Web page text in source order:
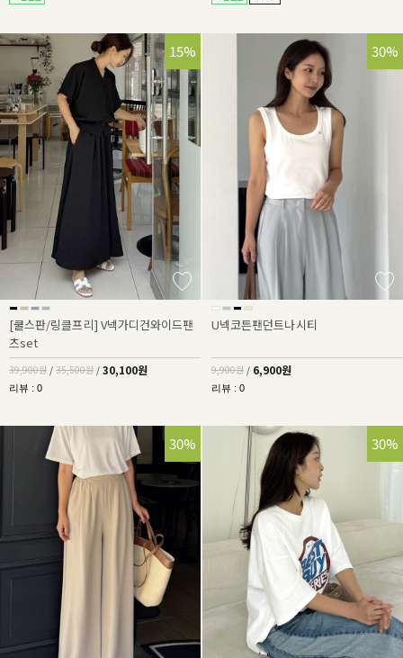
25%
15%
[쿨스판/링클프리] V넥가디건와이드팬
츠set
39,900원 / 35,500원 / 30,100원
리뷰 : 0
30%
U넥코튼팬던트나시티
9,900원 / 6,900원
리뷰 : 0
30% 30%